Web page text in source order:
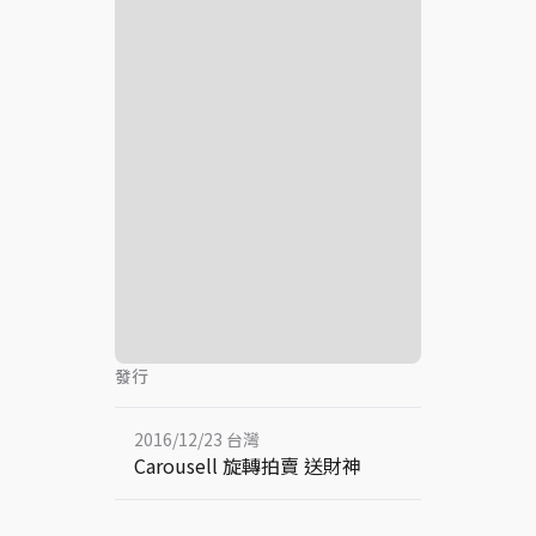
發行
2016/12/23 台灣
Carousell 旋轉拍賣 送財神